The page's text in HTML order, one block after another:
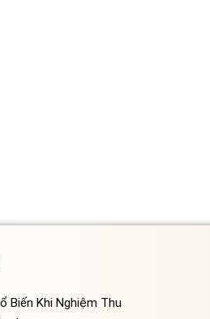
Biến Khi Nghiệm Thu